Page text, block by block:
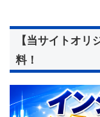
【当サイトオリ
料！